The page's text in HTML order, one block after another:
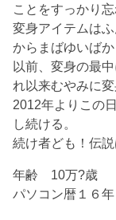
ことをすっかり
変身アイテムは
からまばゆいば
以前、変身の最
れ以来むやみに
2012年よりこの
し続ける。
続け者ども！伝
年齢 10万?歳
パソコン暦１６年